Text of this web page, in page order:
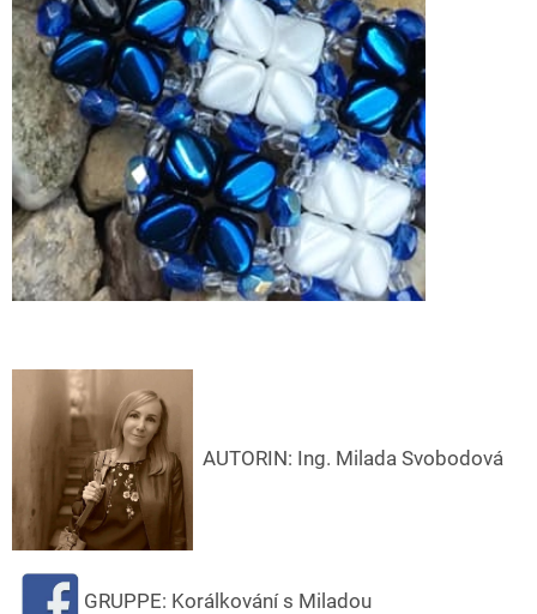
AUTORIN: Ing. Milada Svobodová
GRUPPE: Korálkování s Miladou